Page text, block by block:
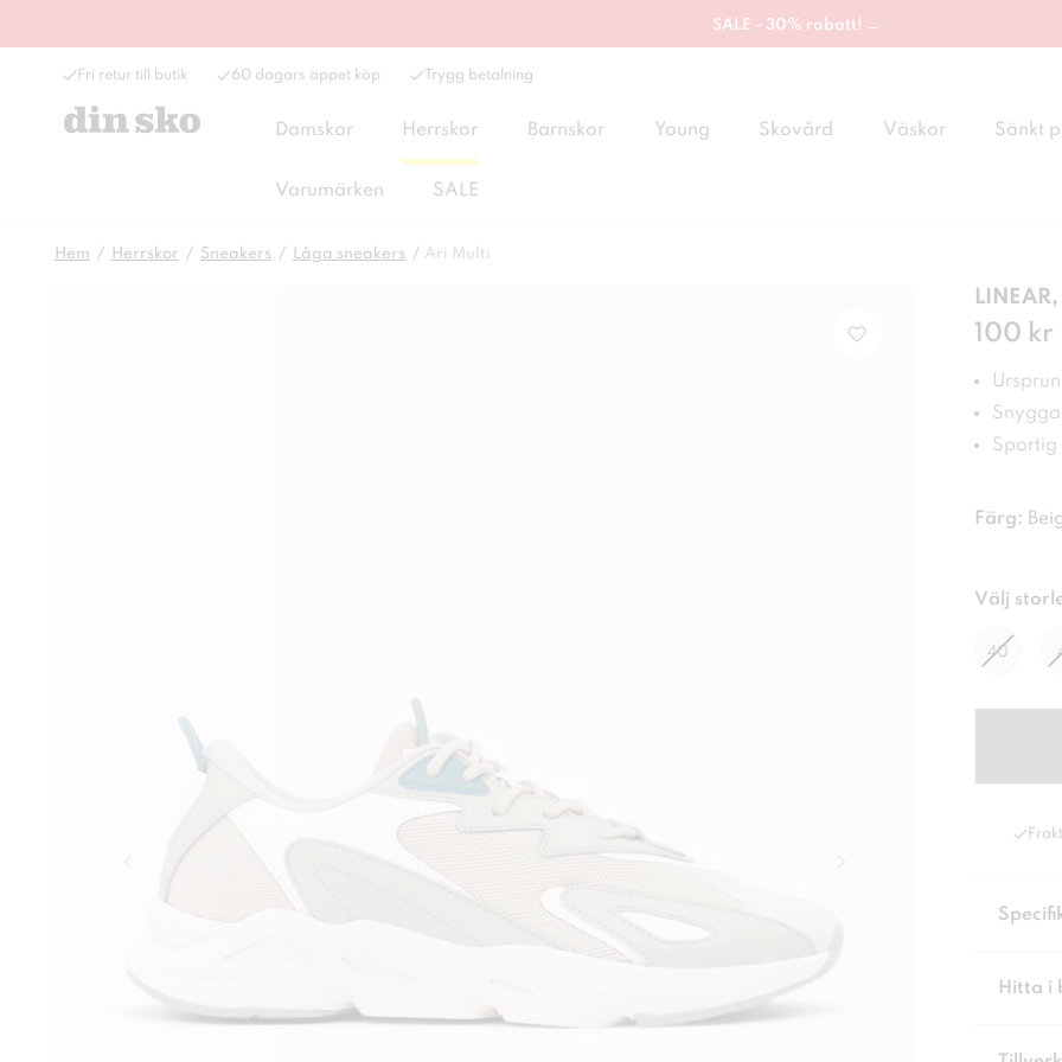
SALE - 30% rabatt! →
Fri retur till butik 60 dagars öppet köp Trygg betalning
Damskor Herrskor Barnskor Young Skovård Väskor Sänkt
Varumärken SALE
Hem Herrskor Sneakers Låga sneakers Ari Multi
Pris:
100 kr
Sportig
Färg:
Välj
40
Hitta i